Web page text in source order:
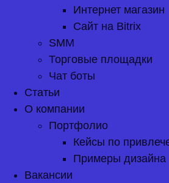
Интернет магазин
Сайт на Bitrix
SMM
Торговые площадки
Чат боты
Статьи
О компании
Портфолио
Кейсы по
Примеры дизайна
Вакансии